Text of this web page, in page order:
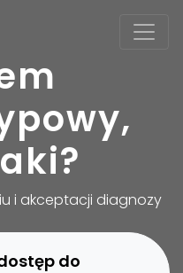
i akceptacji diagnozy
do